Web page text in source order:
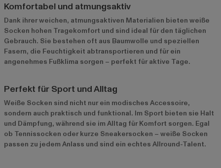
Komfortabel und atmungsaktiv
Dank ihrer weichen, atmungsaktiven Materialien bieten weiße
Socken hohen Tragekomfort und sind ideal für den täglichen
Gebrauch. Sie bestehen oft aus Baumwolle und speziellen
Fasern, die Feuchtigkeit abtransportieren und für ein
angenehmes Fußklima sorgen – perfekt für aktive Tage.
Perfekt für Sport und Alltag
Weiße Socken sind nicht nur ein modisches Accessoire,
sondern auch praktisch und funktional. Im Sport bieten sie Halt
und Dämpfung, während sie im Alltag für Komfort sorgen. Egal
ob Tennissocken oder kurze Sneakersocken – weiße Socken
passen zu jedem Anlass und sind ein echtes Allround-Talent.